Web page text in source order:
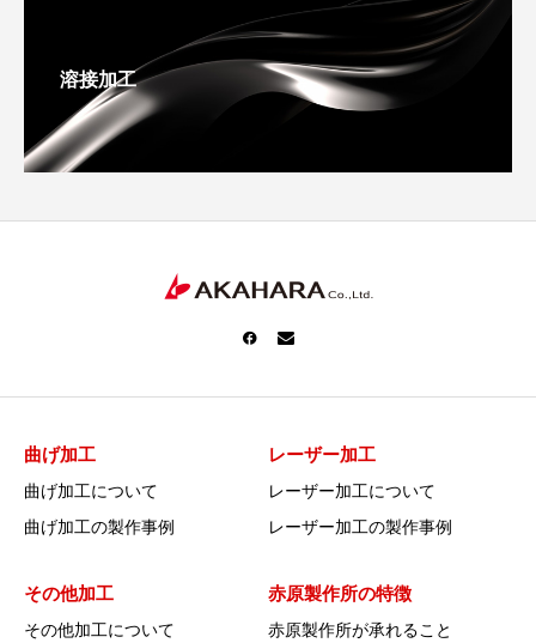
溶接加工
曲げ加工
曲げ加工について
曲げ加工の製作事例
レーザー加工
レーザー加工について
レーザー加工の製作事例
その他加工
その他加工について
赤原製作所の特徴
赤原製作所が承れること